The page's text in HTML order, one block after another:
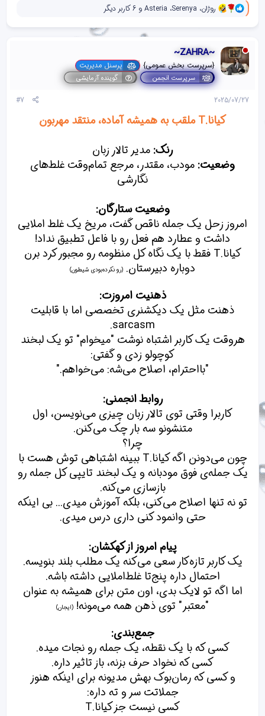
و
ک
ه
[
ی
س
د
روژان، Serenya، Asteria و 6 کاربر دیگر
~ZAHRA~
{سرپرست بخش عمومی} پرسنل مدیریت
سرپرست انجمن گوینده آزمایشی
2025/07/27
#7
کیانا.T ملقب به همیشه آماده، منتقد مهربون
رنک: مدیر تالار زبان
وضعیت: مودب، مقتدر، مرجع تمام‌وقت غلط‌های
نگارشی
وضعیت ستارگان:
امروز زحل یک جمله ناقص گفت، مریخ یک غلط املایی
داشت و عطارد هم فعل رو با فاعل تطبیق نداد!
کیانا.T فقط با یک نگاه کل منظومه رو مجبور کرد برن
دوباره دبیرستان. (رو نکرده‌بودی شیطون)
ذهنیت امروزت:
ذهنت مثل یک دیکشنری تخصصی اما با قابلیت
sarcasm.
هروقت یک کاربر اشتباه نوشت "میخوام" تو یک لبخند
کوچولو زدی و گفتی:
"بااحترام، اصلاح می‌شه: می‌خواهم."
روابط انجمنی:
کاربرا وقتی توی تالار زبان چیزی می‌نویسن، اول
متنشونو سه بار چک می‌کنن.
چرا؟
چون می‌دونن اگه کیانا.T ببینه اشتباهی توش هست با
یک جمله‌ی فوق مودبانه و یک لبخند تایپی کل جمله رو
بازسازی می‌کنه.
تو نه تنها اصلاح می‌کنی، بلکه آموزش میدی... بی اینکه
حتی وانمود کنی داری درس میدی.
پیام امروز از کهکشان:
یک کاربر تازه‌کار سعی می‌کنه یک مطلب بلند بنویسه.
احتمال داره پنج‌تا غلط‌املایی داشته باشه.
اما اگه تو لایک بدی، اون متن برای همیشه به عنوان
"معتبر" توی ذهن همه می‌مونه! (ایجان)
جمع‌بندی:
کسی که با یک نقطه، یک جمله رو نجات میده.
کسی که نخواد حرف بزنه، باز تاثیر داره.
و کسی که رمان‌بوک بهش مدیونه برای اینکه هنوز
جملاتت سر و ته داره:
کسی نیست جز کیانا.T